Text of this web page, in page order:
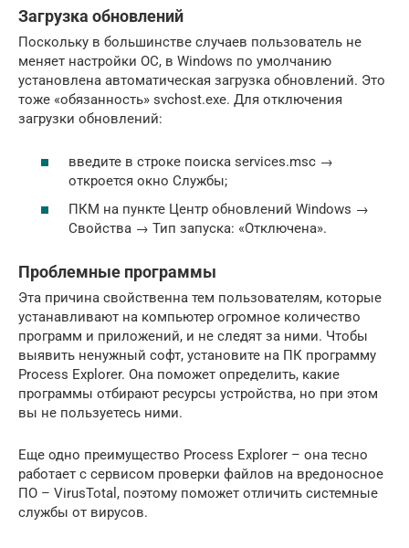
Загрузка обновлений
Поскольку в большинстве случаев пользователь не
меняет настройки ОС, в Windows по умолчанию
установлена автоматическая загрузка обновлений. Это
тоже «обязанность» svchost.exe. Для отключения
загрузки обновлений:
введите в строке поиска services.msc →
откроется окно Службы;
ПКМ на пункте Центр обновлений Windows →
Свойства → Тип запуска: «Отключена».
Проблемные программы
Эта причина свойственна тем пользователям, которые
устанавливают на компьютер огромное количество
программ и приложений, и не следят за ними. Чтобы
выявить ненужный софт, установите на ПК программу
Process Explorer. Она поможет определить, какие
программы отбирают ресурсы устройства, но при этом
вы не пользуетесь ними.
Еще одно преимущество Process Explorer – она тесно
работает с сервисом проверки файлов на вредоносное
ПО – VirusTotal, поэтому поможет отличить системные
службы от вирусов.